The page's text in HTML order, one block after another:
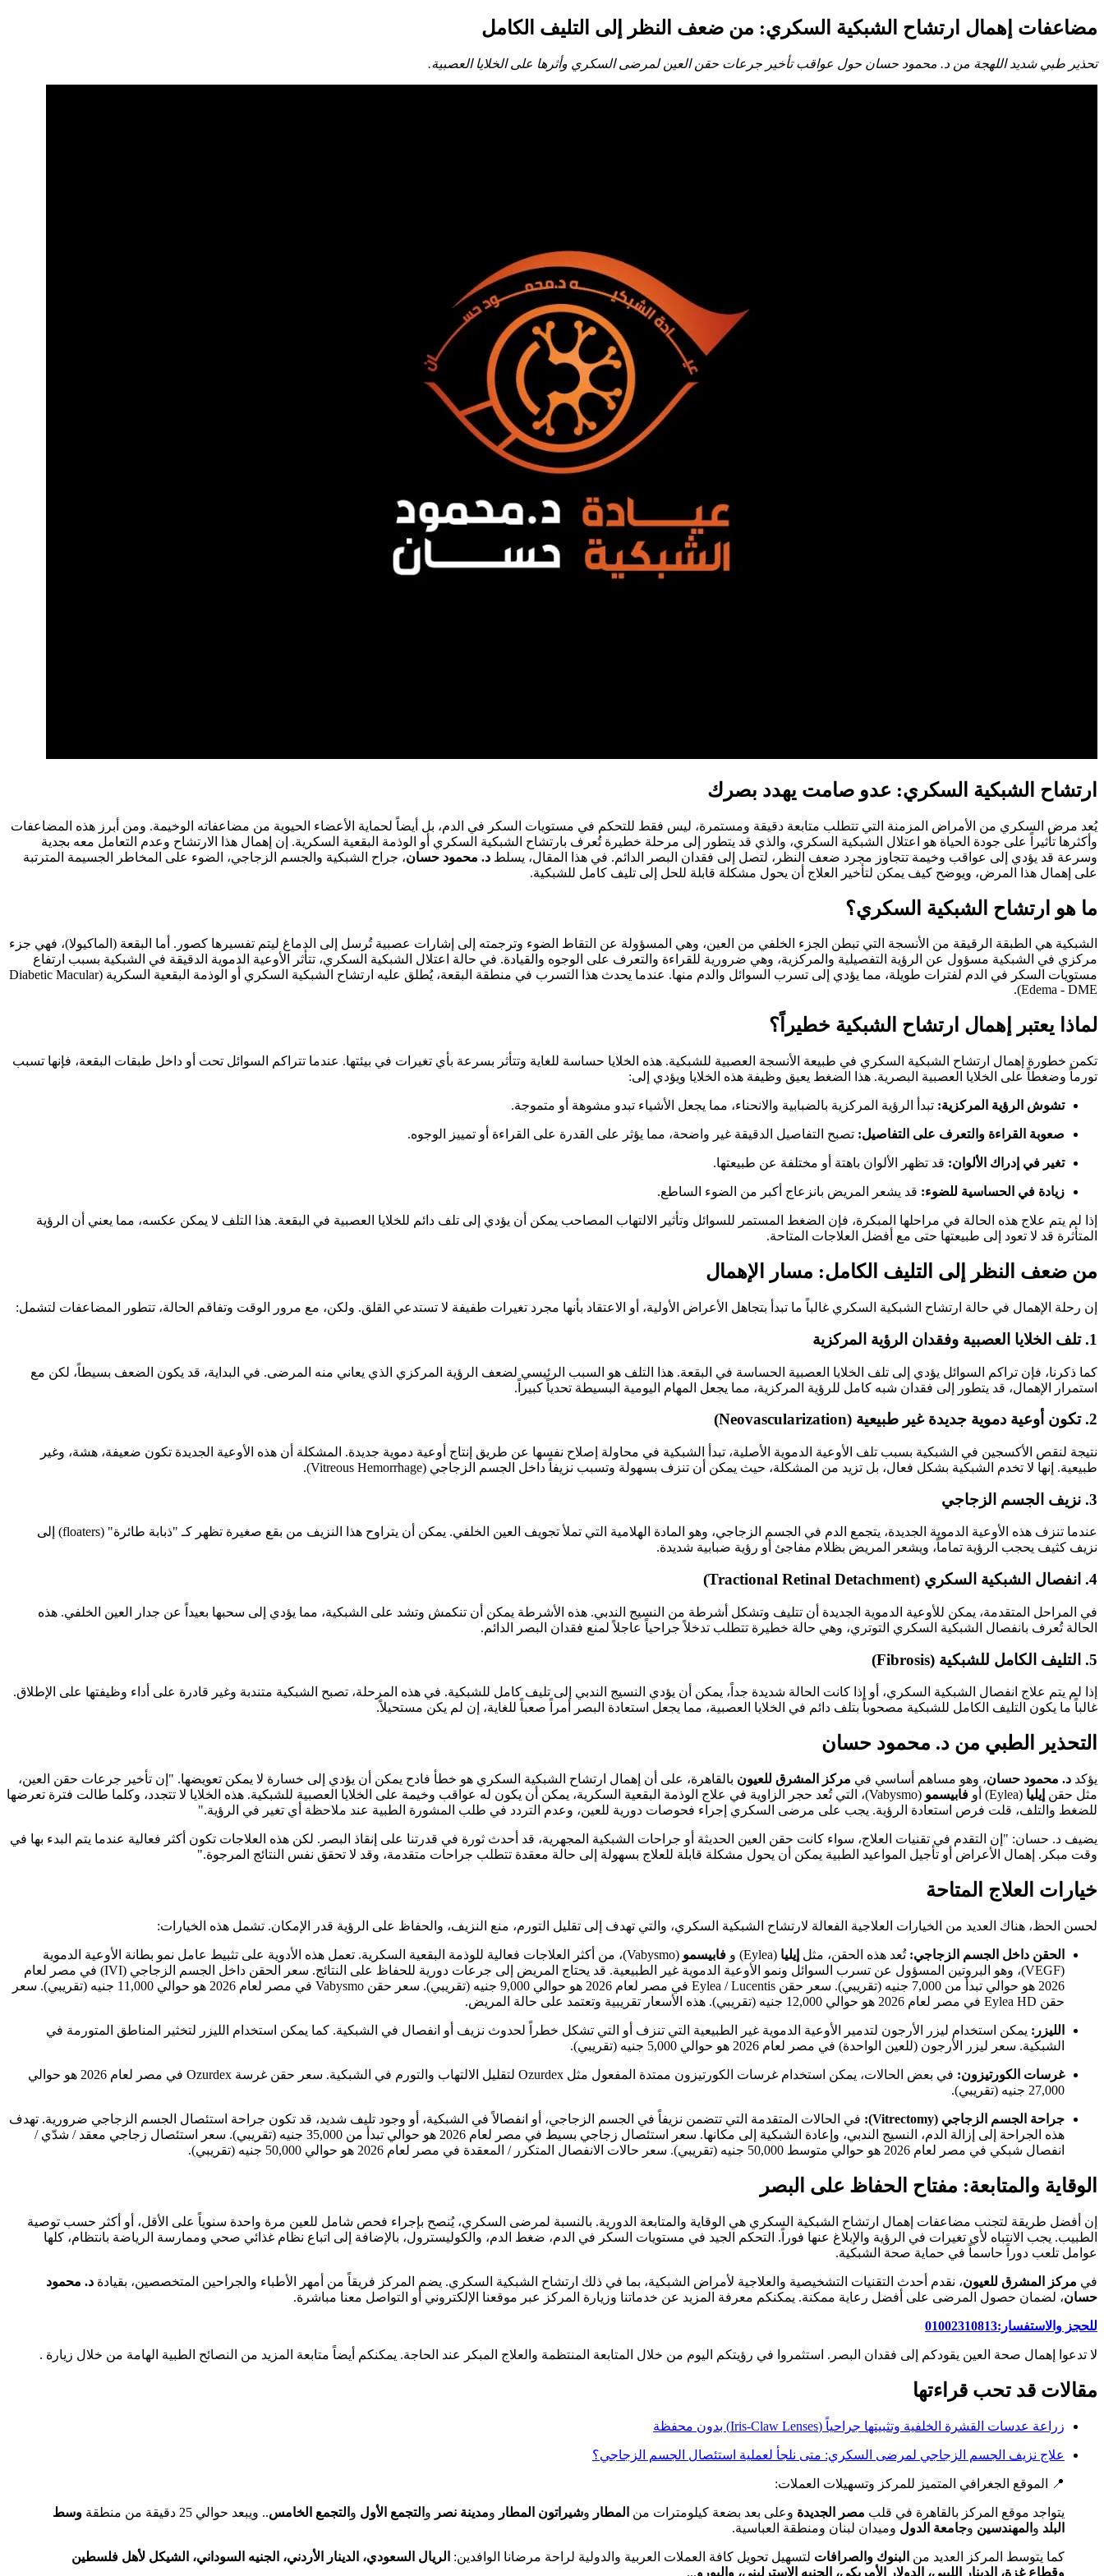
مضاعفات إهمال ارتشاح الشبكية السكري: من ضعف النظر إلى التليف الكامل
تحذير طبي شديد اللهجة من د. محمود حسان حول عواقب تأخير جرعات حقن العين لمرضى السكري وأثرها على الخلايا العصبية.
ارتشاح الشبكية السكري: عدو صامت يهدد بصرك
يُعد مرض السكري من الأمراض المزمنة التي تتطلب متابعة دقيقة ومستمرة، ليس فقط للتحكم في مستويات السكر في الدم، بل أيضاً لحماية الأعضاء الحيوية من مضاعفاته الوخيمة. ومن أبرز هذه المضاعفات
وأكثرها تأثيراً على جودة الحياة هو اعتلال الشبكية السكري، والذي قد يتطور إلى مرحلة خطيرة تُعرف بارتشاح الشبكية السكري أو الوذمة البقعية السكرية. إن إهمال هذا الارتشاح وعدم التعامل معه بجدية
وسرعة قد يؤدي إلى عواقب وخيمة تتجاوز مجرد ضعف النظر، لتصل إلى فقدان البصر الدائم. في هذا المقال، يسلط د. محمود حسان، جراح الشبكية والجسم الزجاجي، الضوء على المخاطر الجسيمة المترتبة
على إهمال هذا المرض، ويوضح كيف يمكن لتأخير العلاج أن يحول مشكلة قابلة للحل إلى تليف كامل للشبكية.
ما هو ارتشاح الشبكية السكري؟
الشبكية هي الطبقة الرقيقة من الأنسجة التي تبطن الجزء الخلفي من العين، وهي المسؤولة عن التقاط الضوء وترجمته إلى إشارات عصبية تُرسل إلى الدماغ ليتم تفسيرها كصور. أما البقعة (الماكيولا)، فهي جزء
مركزي في الشبكية مسؤول عن الرؤية التفصيلية والمركزية، وهي ضرورية للقراءة والتعرف على الوجوه والقيادة. في حالة اعتلال الشبكية السكري، تتأثر الأوعية الدموية الدقيقة في الشبكية بسبب ارتفاع
مستويات السكر في الدم لفترات طويلة، مما يؤدي إلى تسرب السوائل والدم منها. عندما يحدث هذا التسرب في منطقة البقعة، يُطلق عليه ارتشاح الشبكية السكري أو الوذمة البقعية السكرية (Diabetic Macular
Edema - DME).
لماذا يعتبر إهمال ارتشاح الشبكية خطيراً؟
تكمن خطورة إهمال ارتشاح الشبكية السكري في طبيعة الأنسجة العصبية للشبكية. هذه الخلايا حساسة للغاية وتتأثر بسرعة بأي تغيرات في بيئتها. عندما تتراكم السوائل تحت أو داخل طبقات البقعة، فإنها تسبب
تورماً وضغطاً على الخلايا العصبية البصرية. هذا الضغط يعيق وظيفة هذه الخلايا ويؤدي إلى:
تشوش الرؤية المركزية: تبدأ الرؤية المركزية بالضبابية والانحناء، مما يجعل الأشياء تبدو مشوهة أو متموجة.
صعوبة القراءة والتعرف على التفاصيل: تصبح التفاصيل الدقيقة غير واضحة، مما يؤثر على القدرة على القراءة أو تمييز الوجوه.
تغير في إدراك الألوان: قد تظهر الألوان باهتة أو مختلفة عن طبيعتها.
زيادة في الحساسية للضوء: قد يشعر المريض بانزعاج أكبر من الضوء الساطع.
إذا لم يتم علاج هذه الحالة في مراحلها المبكرة، فإن الضغط المستمر للسوائل وتأثير الالتهاب المصاحب يمكن أن يؤدي إلى تلف دائم للخلايا العصبية في البقعة. هذا التلف لا يمكن عكسه، مما يعني أن الرؤية
المتأثرة قد لا تعود إلى طبيعتها حتى مع أفضل العلاجات المتاحة.
من ضعف النظر إلى التليف الكامل: مسار الإهمال
إن رحلة الإهمال في حالة ارتشاح الشبكية السكري غالباً ما تبدأ بتجاهل الأعراض الأولية، أو الاعتقاد بأنها مجرد تغيرات طفيفة لا تستدعي القلق. ولكن، مع مرور الوقت وتفاقم الحالة، تتطور المضاعفات لتشمل:
1. تلف الخلايا العصبية وفقدان الرؤية المركزية
كما ذكرنا، فإن تراكم السوائل يؤدي إلى تلف الخلايا العصبية الحساسة في البقعة. هذا التلف هو السبب الرئيسي لضعف الرؤية المركزي الذي يعاني منه المرضى. في البداية، قد يكون الضعف بسيطاً، لكن مع
استمرار الإهمال، قد يتطور إلى فقدان شبه كامل للرؤية المركزية، مما يجعل المهام اليومية البسيطة تحدياً كبيراً.
2. تكون أوعية دموية جديدة غير طبيعية (Neovascularization)
نتيجة لنقص الأكسجين في الشبكية بسبب تلف الأوعية الدموية الأصلية، تبدأ الشبكية في محاولة إصلاح نفسها عن طريق إنتاج أوعية دموية جديدة. المشكلة أن هذه الأوعية الجديدة تكون ضعيفة، هشة، وغير
طبيعية. إنها لا تخدم الشبكية بشكل فعال، بل تزيد من المشكلة، حيث يمكن أن تنزف بسهولة وتسبب نزيفاً داخل الجسم الزجاجي (Vitreous Hemorrhage).
3. نزيف الجسم الزجاجي
عندما تنزف هذه الأوعية الدموية الجديدة، يتجمع الدم في الجسم الزجاجي، وهو المادة الهلامية التي تملأ تجويف العين الخلفي. يمكن أن يتراوح هذا النزيف من بقع صغيرة تظهر كـ "ذبابة طائرة" (floaters) إلى
نزيف كثيف يحجب الرؤية تماماً، ويشعر المريض بظلام مفاجئ أو رؤية ضبابية شديدة.
4. انفصال الشبكية السكري (Tractional Retinal Detachment)
في المراحل المتقدمة، يمكن للأوعية الدموية الجديدة أن تتليف وتشكل أشرطة من النسيج الندبي. هذه الأشرطة يمكن أن تنكمش وتشد على الشبكية، مما يؤدي إلى سحبها بعيداً عن جدار العين الخلفي. هذه
الحالة تُعرف بانفصال الشبكية السكري التوتري، وهي حالة خطيرة تتطلب تدخلاً جراحياً عاجلاً لمنع فقدان البصر الدائم.
5. التليف الكامل للشبكية (Fibrosis)
إذا لم يتم علاج انفصال الشبكية السكري، أو إذا كانت الحالة شديدة جداً، يمكن أن يؤدي النسيج الندبي إلى تليف كامل للشبكية. في هذه المرحلة، تصبح الشبكية متندبة وغير قادرة على أداء وظيفتها على الإطلاق.
غالباً ما يكون التليف الكامل للشبكية مصحوباً بتلف دائم في الخلايا العصبية، مما يجعل استعادة البصر أمراً صعباً للغاية، إن لم يكن مستحيلاً.
التحذير الطبي من د. محمود حسان
يؤكد د. محمود حسان، وهو مساهم أساسي في مركز المشرق للعيون بالقاهرة، على أن إهمال ارتشاح الشبكية السكري هو خطأ فادح يمكن أن يؤدي إلى خسارة لا يمكن تعويضها. "إن تأخير جرعات حقن العين،
مثل حقن إيليا (Eylea) أو فابيسمو
(Vabysmo)، التي تُعد حجر الزاوية في علاج الوذمة البقعية السكرية، يمكن أن يكون له عواقب وخيمة على الخلايا العصبية للشبكية. هذه الخلايا لا تتجدد، وكلما طالت فترة تعرضها
للضغط والتلف، قلت فرص استعادة الرؤية. يجب على مرضى السكري إجراء فحوصات دورية للعين، وعدم التردد في طلب المشورة الطبية عند ملاحظة أي تغير في الرؤية."
يضيف د. حسان: "إن التقدم في تقنيات العلاج، سواء كانت حقن العين الحديثة أو جراحات الشبكية المجهرية، قد أحدث ثورة في قدرتنا على إنقاذ البصر. لكن هذه العلاجات تكون أكثر فعالية عندما يتم البدء بها في
وقت مبكر. إهمال الأعراض أو تأجيل المواعيد الطبية يمكن أن يحول مشكلة قابلة للعلاج بسهولة إلى حالة معقدة تتطلب جراحات متقدمة، وقد لا تحقق نفس النتائج المرجوة."
خيارات العلاج المتاحة
لحسن الحظ، هناك العديد من الخيارات العلاجية الفعالة لارتشاح الشبكية السكري، والتي تهدف إلى تقليل التورم، منع النزيف، والحفاظ على الرؤية قدر الإمكان. تشمل هذه الخيارات:
الحقن داخل الجسم الزجاجي: تُعد هذه الحقن، مثل إيليا (Eylea) و فابيسمو
(Vabysmo)، من أكثر العلاجات فعالية للوذمة البقعية السكرية. تعمل هذه الأدوية على تثبيط عامل نمو بطانة الأوعية الدموية
(VEGF)، وهو البروتين المسؤول عن تسرب السوائل ونمو الأوعية الدموية غير الطبيعية. قد يحتاج المريض إلى جرعات دورية للحفاظ على النتائج. سعر الحقن داخل الجسم الزجاجي (IVI) في مصر لعام
2026 هو حوالي تبدأ من 7,000 جنيه (تقريبي). سعر حقن Eylea / Lucentis في مصر لعام 2026 هو حوالي 9,000 جنيه (تقريبي). سعر حقن Vabysmo في مصر لعام 2026 هو حوالي 11,000 جنيه (تقريبي). سعر
حقن Eylea HD في مصر لعام 2026 هو حوالي 12,000 جنيه (تقريبي). هذه الأسعار تقريبية وتعتمد على حالة المريض.
الليزر: يمكن استخدام ليزر الأرجون لتدمير الأوعية الدموية غير الطبيعية التي تنزف أو التي تشكل خطراً لحدوث نزيف أو انفصال في الشبكية. كما يمكن استخدام الليزر لتخثير المناطق المتورمة في
الشبكية. سعر ليزر الأرجون (للعين الواحدة) في مصر لعام 2026 هو حوالي 5,000 جنيه (تقريبي).
غرسات الكورتيزون:
في بعض الحالات، يمكن استخدام غرسات الكورتيزون ممتدة المفعول مثل Ozurdex لتقليل الالتهاب والتورم في الشبكية. سعر حقن غرسة Ozurdex في مصر لعام 2026 هو حوالي
27,000 جنيه (تقريبي).
جراحة الجسم الزجاجي (Vitrectomy):
في الحالات المتقدمة التي تتضمن نزيفاً في الجسم الزجاجي، أو انفصالاً في الشبكية، أو وجود تليف شديد، قد تكون جراحة استئصال الجسم الزجاجي ضرورية. تهدف
هذه الجراحة إلى إزالة الدم، النسيج الندبي، وإعادة الشبكية إلى مكانها. سعر استئصال زجاجي بسيط في مصر لعام 2026 هو حوالي تبدأ من 35,000 جنيه (تقريبي). سعر استئصال زجاجي معقد / شدّي /
انفصال شبكي في مصر لعام 2026 هو حوالي متوسط 50,000 جنيه (تقريبي). سعر حالات الانفصال المتكرر / المعقدة في مصر لعام 2026 هو حوالي 50,000 جنيه (تقريبي).
الوقاية والمتابعة: مفتاح الحفاظ على البصر
إن أفضل طريقة لتجنب مضاعفات إهمال ارتشاح الشبكية السكري هي الوقاية والمتابعة الدورية. بالنسبة لمرضى السكري، يُنصح بإجراء فحص شامل للعين مرة واحدة سنوياً على الأقل، أو أكثر حسب توصية
الطبيب. يجب الانتباه لأي تغيرات في الرؤية والإبلاغ عنها فوراً. التحكم الجيد في مستويات السكر في الدم، ضغط الدم، والكوليسترول، بالإضافة إلى اتباع نظام غذائي صحي وممارسة الرياضة بانتظام، كلها
عوامل تلعب دوراً حاسماً في حماية صحة الشبكية.
في مركز المشرق للعيون، نقدم أحدث التقنيات التشخيصية والعلاجية لأمراض الشبكية، بما في ذلك ارتشاح الشبكية السكري. يضم المركز فريقاً من أمهر الأطباء والجراحين المتخصصين، بقيادة د. محمود
حسان، لضمان حصول المرضى على أفضل رعاية ممكنة. يمكنكم معرفة المزيد عن خدماتنا وزيارة المركز عبر موقعنا الإلكتروني أو التواصل معنا مباشرة.
للحجز والاستفسار:01002310813
لا تدعوا إهمال صحة العين يقودكم إلى فقدان البصر. استثمروا في رؤيتكم اليوم من خلال المتابعة المنتظمة والعلاج المبكر عند الحاجة. يمكنكم أيضاً متابعة المزيد من النصائح الطبية الهامة من خلال زيارة .
مقالات قد تحب قراءتها
زراعة عدسات القشرة الخلفية وتثبيتها جراحياً (Iris-Claw Lenses) بدون محفظة
علاج نزيف الجسم الزجاجي لمرضى السكري: متى نلجأ لعملية استئصال الجسم الزجاجي؟
​📍 الموقع الجغرافي المتميز للمركز وتسهيلات العملات:
​يتواجد موقع المركز بالقاهرة في قلب مصر الجديدة وعلى بعد بضعة كيلومترات من المطار وشيراتون المطار ومدينة نصر و التجمع الأول و التجمع الخامس.. ويبعد حوالي 25 دقيقة من منطقة
وسط
البلد و المهندسين وجامعة الدول وميدان لبنان ومنطقة العباسية.
​كما يتوسط المركز العديد من البنوك والصرافات لتسهيل تحويل كافة العملات العربية والدولية لراحة مرضانا الوافدين: الريال السعودي، الدينار الأردني، الجنيه السوداني، الشيكل لأهل فلسطين
وقطاع غزة، الدينار الليبي، الدولار الأمريكي، الجنيه الإسترليني، واليورو...